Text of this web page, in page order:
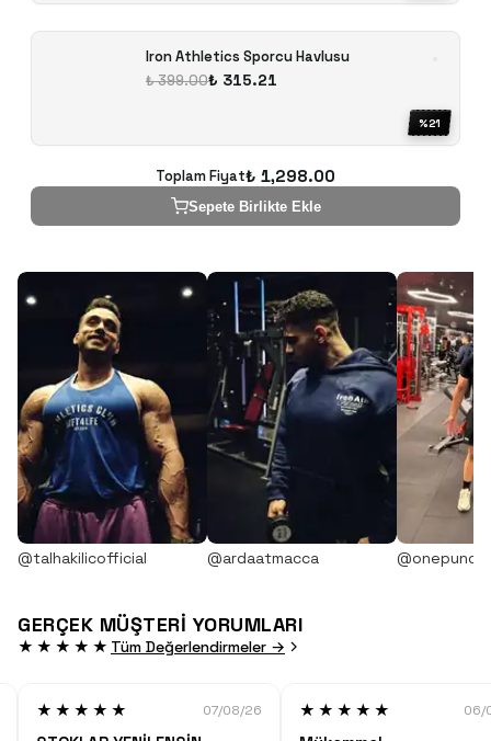
Iron Athletics Sporcu Havlusu
₺ 399.00₺ 315.21
%21
Toplam Fiyat₺ 1,298.00
Sepete Birlikte Ekle
@talhakilicofficial @ardaatmacca
GERÇEK MÜŞTERİ YORUMLARI
★★★★★ Tüm Değerlendirmeler →
★★★★★ 07/08/26 ★★★★★ 06/